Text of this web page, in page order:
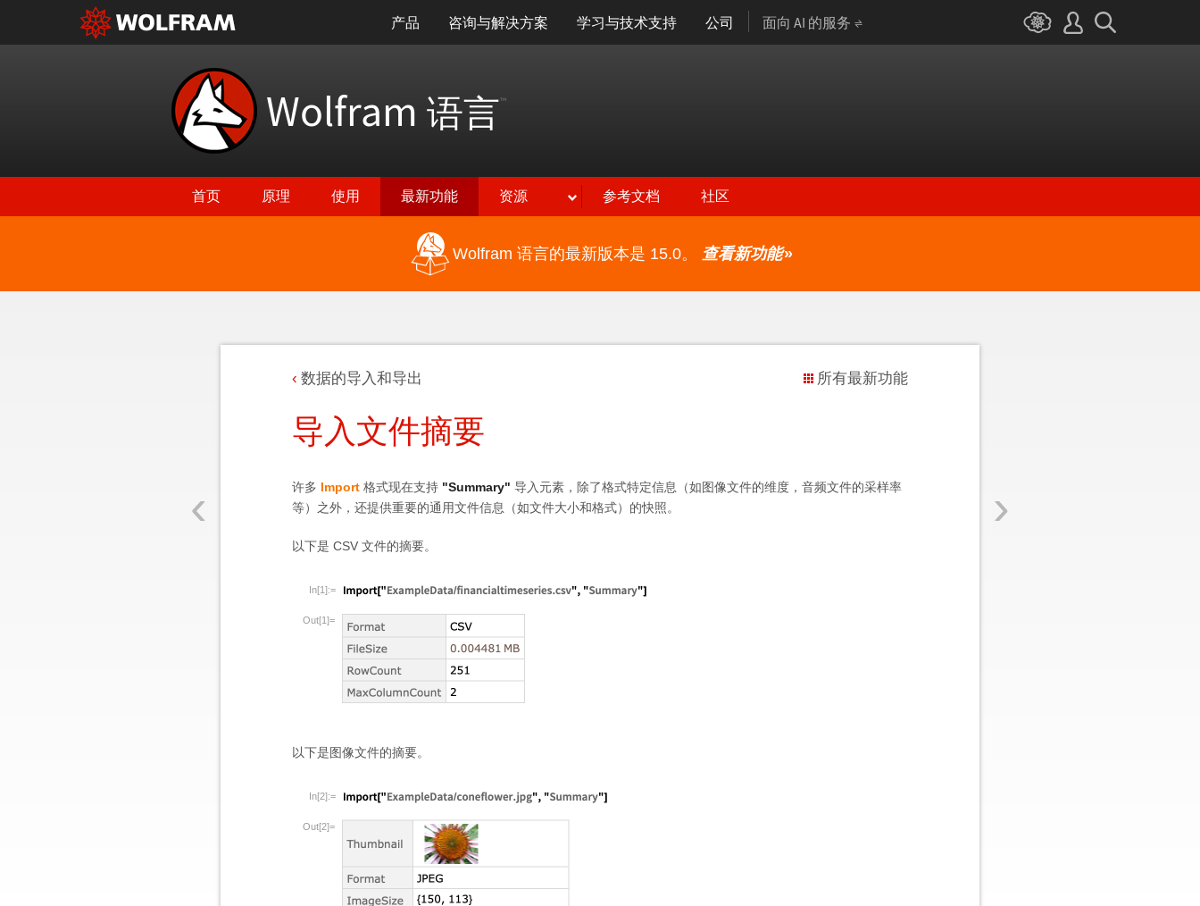
产品 咨询与解决方案 学习与技术支持 公司 面向 AI 的服务
Wolfram 语言™
首页 原理 使用 最新功能 资源 参考文档 社区
Wolfram 语言的最新版本是 15.0。 查看新功能»
‹ ›
数据的导入和导出 所有最新功能
导入文件摘要
许多 Import 格式现在支持 "Summary" 导入元素，除了格式特定信息（如图像文件的维度，音频文件的采样率
等）之外，还提供重要的通用文件信息（如文件大小和格式）的快照。
以下是 CSV 文件的摘要。
In[1]:=
Out[1]=
以下是图像文件的摘要。
In[2]:=
Out[2]=